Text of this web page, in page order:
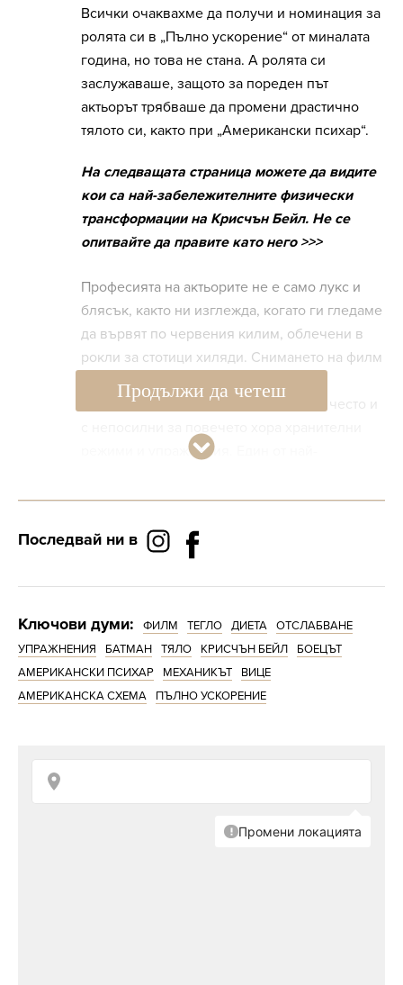
Всички очаквахме да получи и номинация за
ролята си в „Пълно ускорение“ от миналата
година, но това не стана. А ролята си
заслужаваше, защото за пореден път
актьорът трябваше да промени драстично
тялото си, както при „Американски психар“.
На следващата страница можете да видите
кои са най-забележителните физически
трансформации на Крисчън Бейл. Не се
опитвайте да правите като него >>>
Професията на актьорите не е само лукс и
блясък, както ни изглежда, когато ги гледаме
да вървят по червения килим, облечени в
рокли за стотици хиляди. Снимането на филм
е свързано с месеци тежък труд и
извънредно работно време. А много често и
режими и упражнения. Един от най-
Крисчън Бейл.
Ето кои са най-впечатляващите
трансформации на Крисчън Бейл през
последните 20 години:
„Американски психар“
За една от първите си големи роли в киното,
Крисчън Бейл трябвало да извае перфектно
инструктор по три часа дневно, шест дни в
Продължи да четеш
Последвай ни в
Ключови думи: ФИЛМ ТЕГЛО ДИЕТА
ОТСЛАБВАНЕ
УПРАЖНЕНИЯ
БАТМАН ТЯЛО КРИСЧЪН БЕЙЛ
БОЕЦЪТ
АМЕРИКАНСКИ ПСИХАР
МЕХАНИКЪТ
ВИЦЕ
АМЕРИКАНСКА СХЕМА
ПЪЛНО УСКОРЕНИЕ